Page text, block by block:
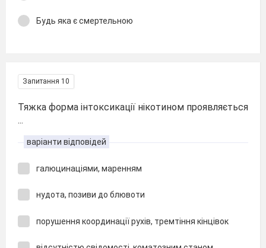
Будь яка є смертельною
Запитання 10
Тяжка форма інтоксикації нікотином проявляється
...
варіанти відповідей
галюцинаціями, маренням
нудота, позиви до блювоти
порушення координації рухів, тремтіння кінцівок